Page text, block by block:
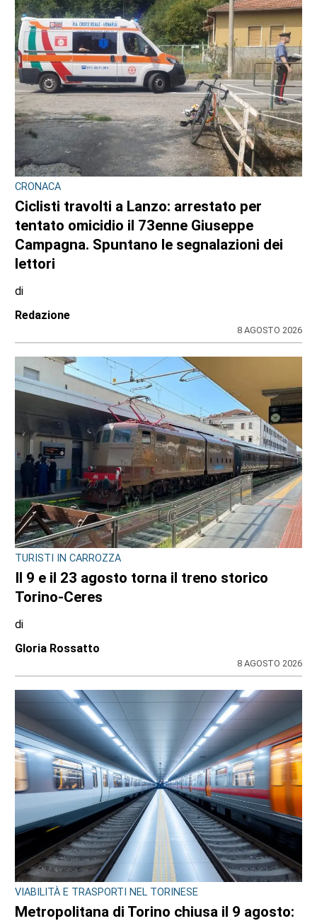
CRONACA
Ciclisti travolti a Lanzo: arrestato per
tentato omicidio il 73enne Giuseppe
Campagna. Spuntano le segnalazioni dei
lettori
di
Redazione
8 AGOSTO 2026
TURISTI IN CARROZZA
Il 9 e il 23 agosto torna il treno storico
Torino-Ceres
di
Gloria Rossatto
8 AGOSTO 2026
VIABILITÀ E TRASPORTI NEL TORINESE
Metropolitana di Torino chiusa il 9 agosto: